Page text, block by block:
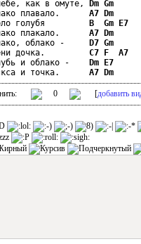
как в омуте, Dm Gm
плавало. A7 Dm
голубя B Gm E7
плакало. A7 Dm
облако - D7 Gm
дочка. C7 F
A7
и облако - Dm E7
и точка. A7 Dm
0 [добавить